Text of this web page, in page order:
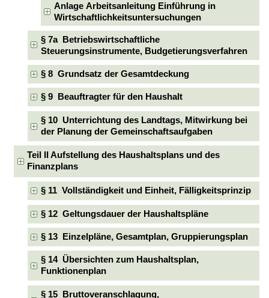
Anlage Arbeitsanleitung Einführung in
Wirtschaftlichkeitsuntersuchungen
§ 7a Betriebswirtschaftliche
Steuerungsinstrumente, Budgetierungsverfahren
§ 8 Grundsatz der Gesamtdeckung
§ 9 Beauftragter für den Haushalt
§ 10 Unterrichtung des Landtags, Mitwirkung bei
der Planung der Gemeinschaftsaufgaben
Teil II Aufstellung des Haushaltsplans und des
Finanzplans
§ 11 Vollständigkeit und Einheit, Fälligkeitsprinzip
§ 12 Geltungsdauer der Haushaltspläne
§ 13 Einzelpläne, Gesamtplan, Gruppierungsplan
§ 14 Übersichten zum Haushaltsplan,
Funktionenplan
§ 15 Bruttoveranschlagung,